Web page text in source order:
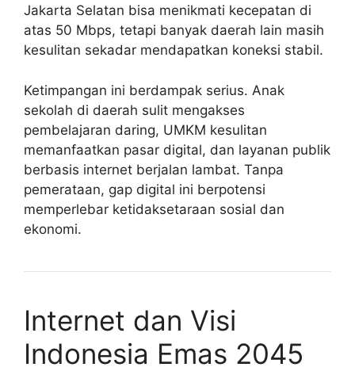
Jakarta Selatan bisa menikmati kecepatan di
atas 50 Mbps, tetapi banyak daerah lain masih
kesulitan sekadar mendapatkan koneksi stabil.
Ketimpangan ini berdampak serius. Anak
sekolah di daerah sulit mengakses
pembelajaran daring, UMKM kesulitan
memanfaatkan pasar digital, dan layanan publik
berbasis internet berjalan lambat. Tanpa
pemerataan, gap digital ini berpotensi
memperlebar ketidaksetaraan sosial dan
ekonomi.
Internet dan Visi
Indonesia Emas 2045